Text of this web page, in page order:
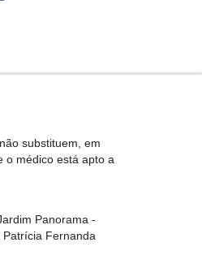
substituem, em
o médico está apto a
Panorama -
Fernanda